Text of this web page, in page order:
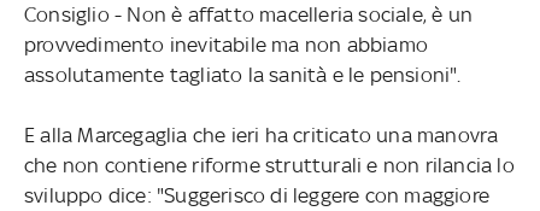
Consiglio - Non è affatto macelleria sociale, è un
provvedimento inevitabile ma non abbiamo
assolutamente tagliato la sanità e le pensioni".
E alla Marcegaglia che ieri ha criticato una manovra
che non contiene riforme strutturali e non rilancia lo
sviluppo dice: "Suggerisco di leggere con maggiore